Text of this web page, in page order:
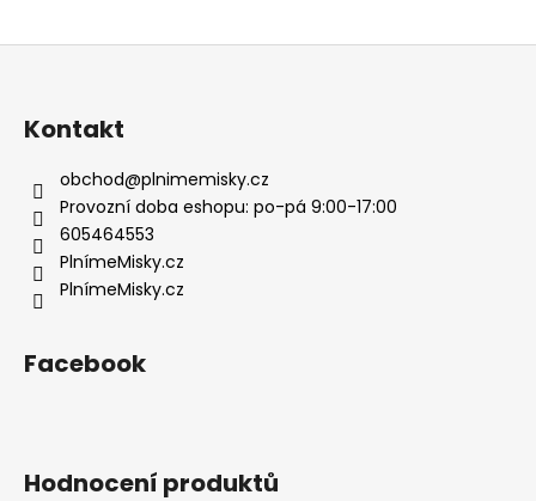
Z
Kontakt
obchod@plnimemisky.cz
Provozní doba eshopu: po-pá 9:00-17:00
605464553
PlnímeMisky.cz
PlnímeMisky.cz
Facebook
Hodnocení produktů